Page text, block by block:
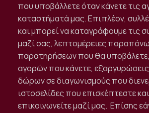
που υποβάλλετε όταν κάνετε τις
καταστήματά μας. Επιπλέον,
και μπορεί να καταγράφουμε τις
μαζί σας, λεπτομέρειες
παρατηρήσεων που θα
αγορών που κάνετε,
δώρων σε διαγωνισμούς που
ιστοσελίδες που επισκέπτεστε
επικοινωνείτε μαζί μας. Επίσης